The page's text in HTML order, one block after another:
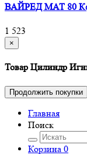
ВАЙРЕД МАТ 80 Кф
1 523
×
Товар Цилиндр
Продолжить покупки
Главная
Поиск
Корзина 0